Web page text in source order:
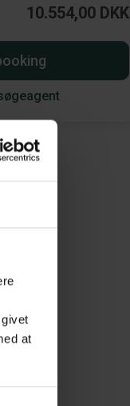
at
10.554,00 DKK